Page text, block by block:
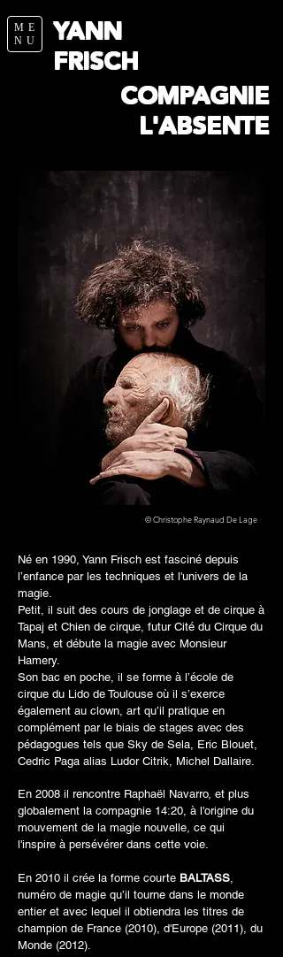
ME
NU
YANN
FRISCH
COMPAGNIE
L'ABSENTE
© Christophe Raynaud De Lage
Né en 1990, Yann Frisch est fasciné depuis
l’enfance par les techniques et l'univers de la
magie.
Petit, il suit des cours de jonglage et de cirque à
Tapaj et Chien de cirque, futur Cité du Cirque du
Mans, et débute la magie avec Monsieur
Hamery.
Son bac en poche, il se forme à l’école de
cirque du Lido de Toulouse où il s’exerce
également au clown, art qu’il pratique en
complément par le biais de stages avec des
pédagogues tels que Sky de Sela, Eric Blouet,
Cedric Paga alias Ludor Citrik, Michel Dallaire.
En 2008 il rencontre Raphaël Navarro, et plus
globalement la compagnie 14:20, à l'origine du
mouvement de la magie nouvelle, ce qui
l'inspire à persévérer dans cette voie.
En 2010 il crée la forme courte BALTASS,
numéro de magie qu’il tourne dans le monde
entier et avec lequel il obtiendra les titres de
champion de France (2010), d'Europe (2011), du
Monde (2012).